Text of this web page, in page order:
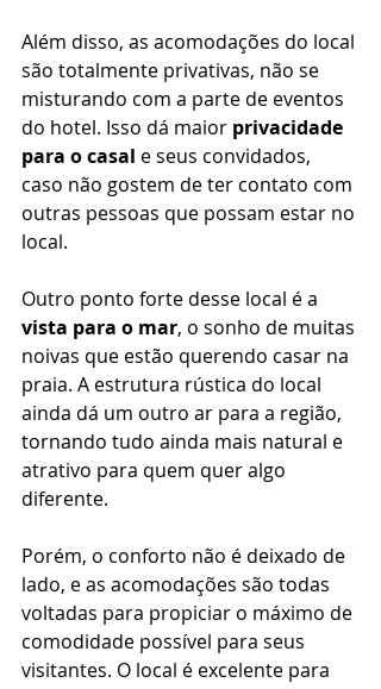
Além disso, as acomodações do local
são totalmente privativas, não se
misturando com a parte de eventos
do hotel. Isso dá maior privacidade
para o casal e seus convidados,
caso não gostem de ter contato com
outras pessoas que possam estar no
local.
Outro ponto forte desse local é a
vista para o mar, o sonho de muitas
noivas que estão querendo casar na
praia. A estrutura rústica do local
ainda dá um outro ar para a região,
tornando tudo ainda mais natural e
atrativo para quem quer algo
diferente.
Porém, o conforto não é deixado de
lado, e as acomodações são todas
voltadas para propiciar o máximo de
comodidade possível para seus
visitantes. O local é excelente para